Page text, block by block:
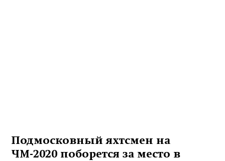
Подмосковный яхтсмен на
ЧМ-2020 поборется за место в